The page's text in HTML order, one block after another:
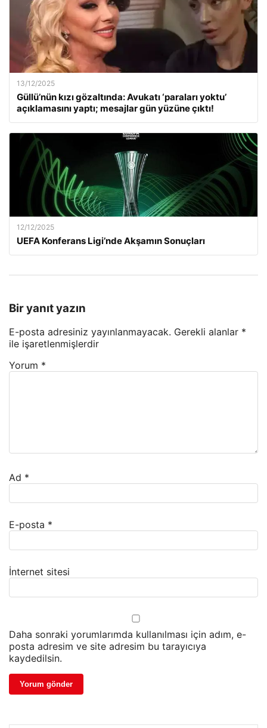
13/12/2025
Güllü’nün kızı gözaltında: Avukatı ‘paraları yoktu’
açıklamasını yaptı; mesajlar gün yüzüne çıktı!
12/12/2025
UEFA Konferans Ligi’nde Akşamın Sonuçları
Bir yanıt yazın
E-posta adresiniz yayınlanmayacak. Gerekli alanlar *
ile işaretlenmişlerdir
Yorum *
Ad *
E-posta *
İnternet sitesi
Daha sonraki yorumlarımda kullanılması için adım, e-
posta adresim ve site adresim bu tarayıcıya
kaydedilsin.